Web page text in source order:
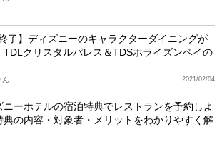
終了】ディズニーのキャラクターダイニングが
TDLクリスタルパレス＆TDSホライズンベイの
2021/02/04
ニーホテルの宿泊特典でレストランを予約しよ
典の内容・対象者・メリットをわかりやすく解